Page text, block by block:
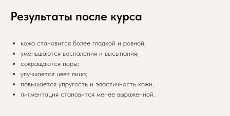
Результаты после курса
кожа становится более гладкой и ровной;
уменьшаются воспаления и высыпания;
сокращаются поры;
улучшается цвет лица;
повышается упругость и эластичность кожи;
пигментация становится менее выраженной.